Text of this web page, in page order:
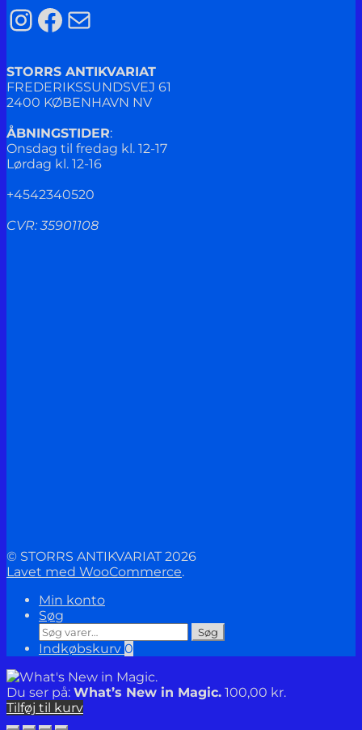
Instagram
Facebook
Mail
STORRS ANTIKVARIAT
FREDERIKSSUNDSVEJ 61
2400 KØBENHAVN NV
ÅBNINGSTIDER:
Onsdag til fredag kl. 12-17
Lørdag kl. 12-16
+4542340520
CVR: 35901108
© STORRS ANTIKVARIAT 2026
Lavet med WooCommerce.
Min konto
Søg
Søg
efter:
Søg
Indkøbskurv 0
Du ser på: What’s New in Magic. 100,00 kr.
Tilføj til kurv